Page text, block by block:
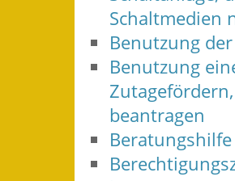
Schaltmedien
Benutzung
Benutzung
beantragen